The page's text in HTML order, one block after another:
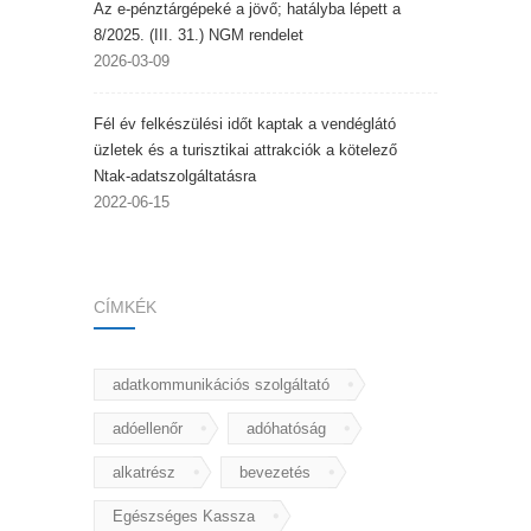
Az e-pénztárgépeké a jövő; hatályba lépett a
8/2025. (III. 31.) NGM rendelet
2026-03-09
Fél év felkészülési időt kaptak a vendéglátó
üzletek és a turisztikai attrakciók a kötelező
Ntak-adatszolgáltatásra
2022-06-15
CÍMKÉK
adatkommunikációs szolgáltató
adóellenőr adóhatóság
alkatrész bevezetés
Egészséges Kassza